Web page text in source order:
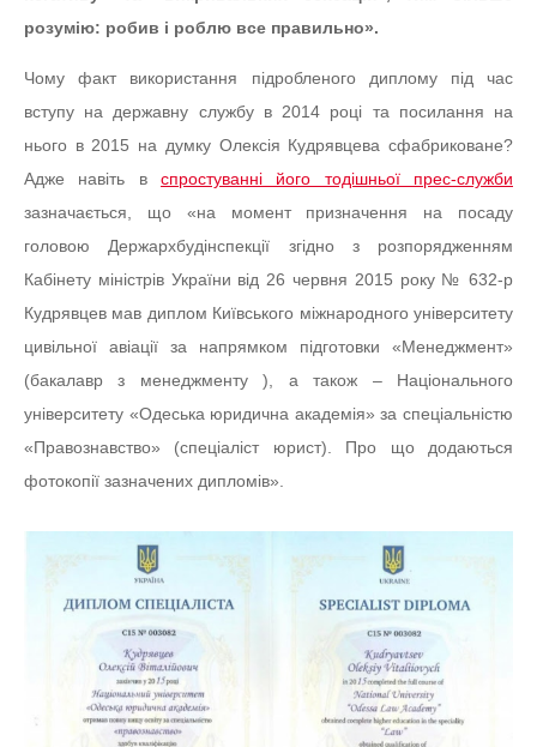
розумію: робив і роблю все правильно».
Чому факт використання підробленого диплому під час
вступу на державну службу в 2014 році та посилання на
нього в 2015 на думку Олексія Кудрявцева сфабриковане?
Адже навіть в спростуванні його тодішньої прес-служби
зазначається, що «на момент призначення на посаду
головою Держархбудінспекції згідно з розпорядженням
Кабінету міністрів України від 26 червня 2015 року № 632-р
Кудрявцев мав диплом Київського міжнародного університету
цивільної авіації за напрямком підготовки «Менеджмент»
(бакалавр з менеджменту ), а також – Національного
університету «Одеська юридична академія» за спеціальністю
«Правознавство» (спеціаліст юрист). Про що додаються
фотокопії зазначених дипломів».